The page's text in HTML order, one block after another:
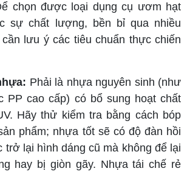
chọn được loại dụng cụ ươm hạt
sự chất lượng, bền bỉ qua nhiều
lưu ý các tiêu chuẩn thực chiến
Phải là nhựa nguyên sinh (như
PP cao cấp) có bổ sung hoạt chất
Hãy thử kiểm tra bằng cách bóp
phẩm; nhựa tốt sẽ có độ đàn hồi
trở lại hình dáng cũ mà không để lại
hay bị giòn gãy. Nhựa tái chế rẻ